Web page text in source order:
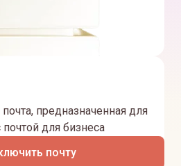
предназначенная для
для бизнеса
почту